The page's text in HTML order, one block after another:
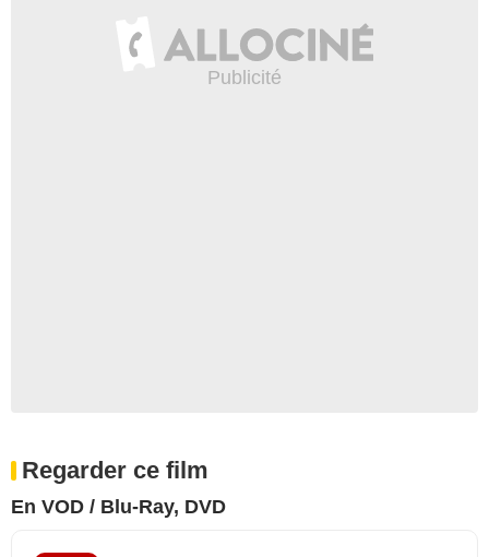
Regarder ce film
En VOD / Blu-Ray, DVD